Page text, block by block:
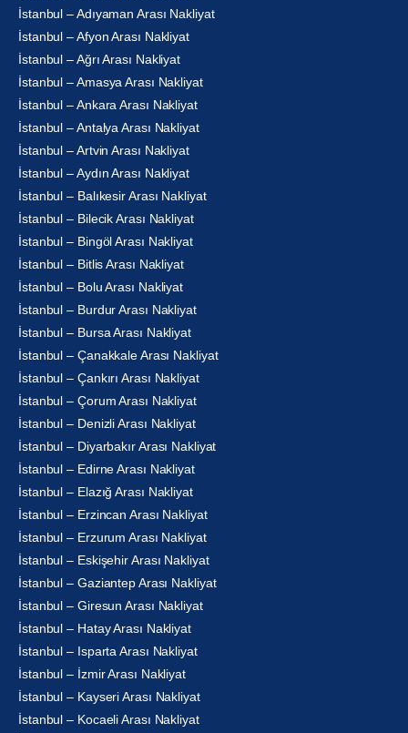
İstanbul – Adıyaman Arası Nakliyat
İstanbul – Afyon Arası Nakliyat
İstanbul – Ağrı Arası Nakliyat
İstanbul – Amasya Arası Nakliyat
İstanbul – Ankara Arası Nakliyat
İstanbul – Antalya Arası Nakliyat
İstanbul – Artvin Arası Nakliyat
İstanbul – Aydın Arası Nakliyat
İstanbul – Balıkesir Arası Nakliyat
İstanbul – Bilecik Arası Nakliyat
İstanbul – Bingöl Arası Nakliyat
İstanbul – Bitlis Arası Nakliyat
İstanbul – Bolu Arası Nakliyat
İstanbul – Burdur Arası Nakliyat
İstanbul – Bursa Arası Nakliyat
İstanbul – Çanakkale Arası Nakliyat
İstanbul – Çankırı Arası Nakliyat
İstanbul – Çorum Arası Nakliyat
İstanbul – Denizli Arası Nakliyat
İstanbul – Diyarbakır Arası Nakliyat
İstanbul – Edirne Arası Nakliyat
İstanbul – Elazığ Arası Nakliyat
İstanbul – Erzincan Arası Nakliyat
İstanbul – Erzurum Arası Nakliyat
İstanbul – Eskişehir Arası Nakliyat
İstanbul – Gaziantep Arası Nakliyat
İstanbul – Giresun Arası Nakliyat
İstanbul – Hatay Arası Nakliyat
İstanbul – Isparta Arası Nakliyat
İstanbul – İzmir Arası Nakliyat
İstanbul – Kayseri Arası Nakliyat
İstanbul – Kocaeli Arası Nakliyat